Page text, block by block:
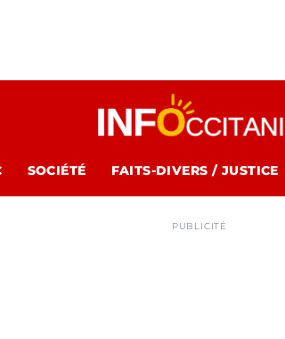
SOCIÉTÉ FAITS-DIVERS / JUSTICE
PUBLICITÉ